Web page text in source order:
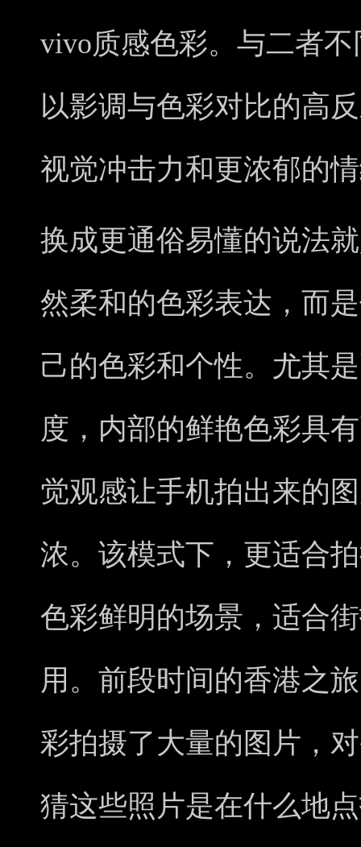
vivo质感色彩。与二者
以影调与色彩对比的高
视觉冲击力和更浓郁的
换成更通俗易懂的说法
然柔和的色彩表达，而
己的色彩和个性。尤其
度，内部的鲜艳色彩具
觉观感让手机拍出来的
浓。该模式下，更适合
色彩鲜明的场景，适合
用。前段时间的香港之
彩拍摄了大量的图片，
猜这些照片是在什么地